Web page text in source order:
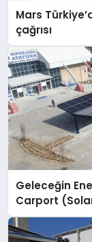
Mars
çağrısı
Geleceğin
Carport